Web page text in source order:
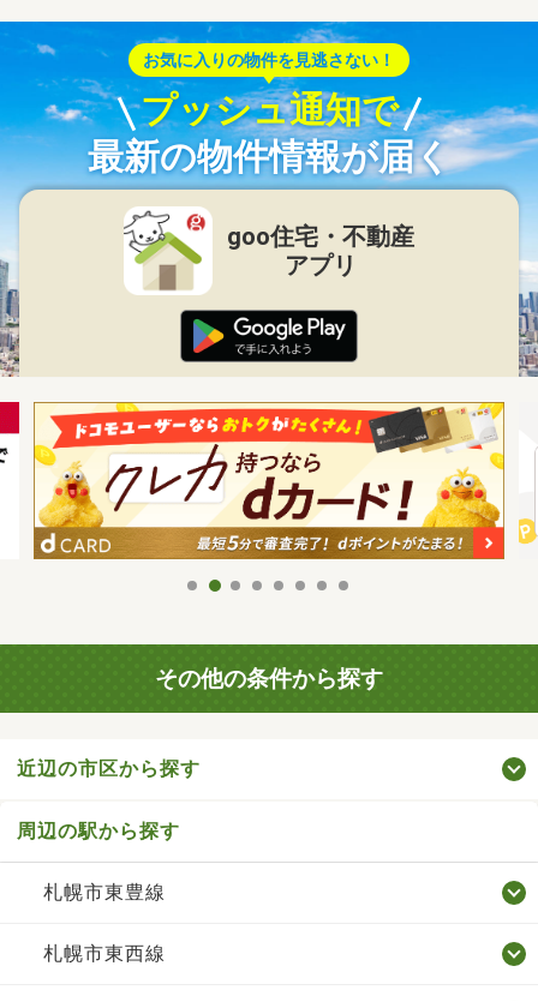
お気に入りの物件を見逃さない！
プッシュ通知で
最新の物件情報が届く
goo住宅・不動産
アプリ
その他の条件から探す
近辺の市区から探す
周辺の駅から探す
札幌市東豊線
札幌市東西線